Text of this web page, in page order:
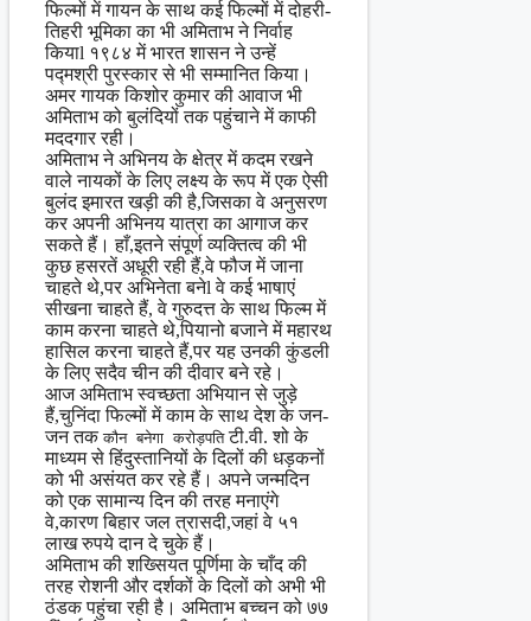
फिल्मों में गायन के साथ कई फिल्मों में दोहरी-
तिहरी भूमिका का भी अमिताभ ने निर्वाह
कियाl १९८४ में भारत शासन ने उन्हें
पद्मश्री पुरस्कार से भी सम्मानित किया।
अमर गायक किशोर कुमार की आवाज भी
अमिताभ को बुलंदियों तक पहुंचाने में काफी
मददगार रही।
अमिताभ ने अभिनय के क्षेत्र में कदम रखने
वाले नायकों के लिए लक्ष्य के रूप में एक ऐसी
बुलंद इमारत खड़ी की है,जिसका वे अनुसरण
कर अपनी अभिनय यात्रा का आगाज कर
सकते हैं। हाँ,इतने संपूर्ण व्यक्तित्व की भी
कुछ हसरतें अधूरी रही हैं,वे फौज में जाना
चाहते थे,पर अभिनेता बनेl वे कई भाषाएं
सीखना चाहते हैं, वे गुरुदत्त के साथ फिल्म में
काम करना चाहते थे,पियानो बजाने में महारथ
हासिल करना चाहते हैं,पर यह उनकी कुंडली
के लिए सदैव चीन की दीवार बने रहे।
आज अमिताभ स्वच्छता अभियान से जुड़े
हैं,चुनिंदा फिल्मों में काम के साथ देश के जन-
जन तककौन बनेगा करोड़पतिटी.वी. शो के
माध्यम से हिंदुस्तानियों के दिलों की धड़कनों
को भी असंयत कर रहे हैं। अपने जन्मदिन
को एक सामान्य दिन की तरह मनाएंगे
वे,कारण बिहार जल त्रासदी,जहां वे ५१
लाख रुपये दान दे चुके हैं।
अमिताभ की शख्सियत पूर्णिमा के चाँद की
तरह रोशनी और दर्शकों के दिलों को अभी भी
ठंडक पहुंचा रही है। अमिताभ बच्चन को ७७